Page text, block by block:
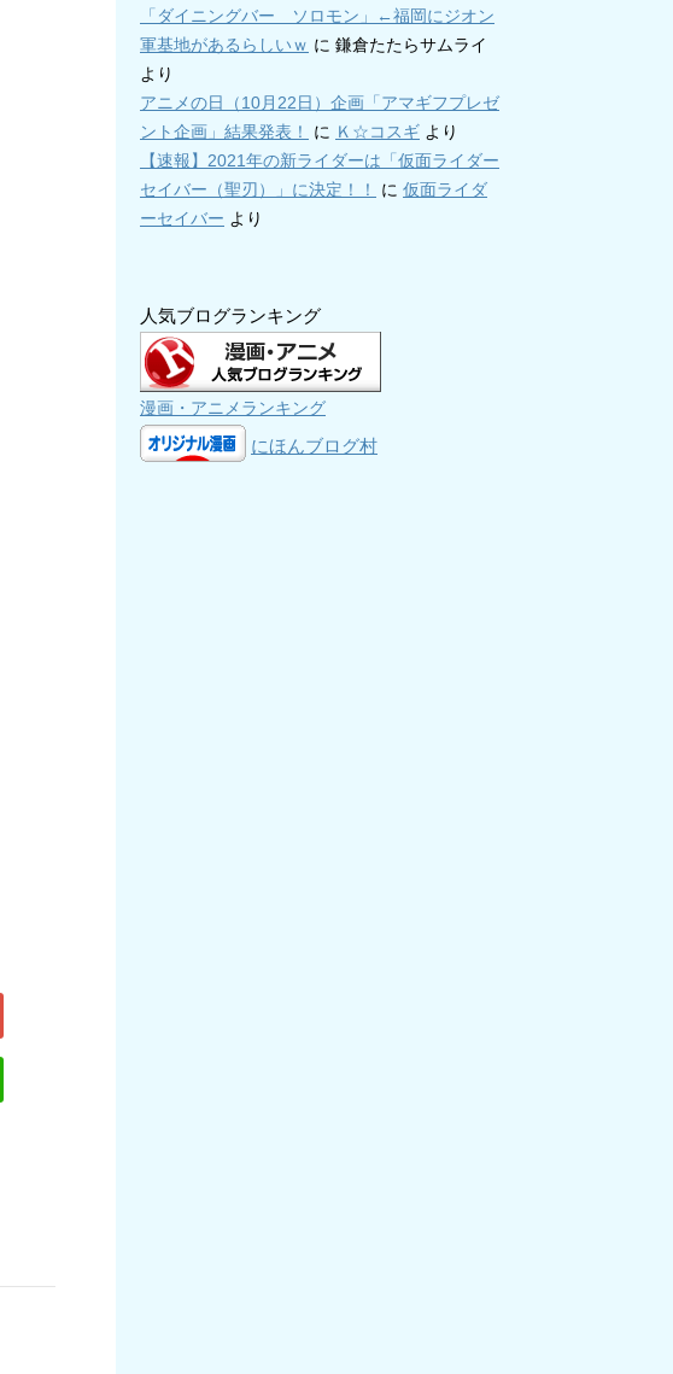
「ダイニングバー ソロモン」←福岡にジオン
軍基地があるらしいｗ に 鎌倉たたらサムライ
より
アニメの日（10月22日）企画「アマギフプレゼ
ント企画」結果発表！
に Ｋ☆コスギ より
【速報】2021年の新ライダーは「仮面ライダー
セイバー（聖刃）」に決定！！
に 仮面ライダ
ーセイバー より
人気ブログランキング
漫画・アニメランキング
にほんブログ村